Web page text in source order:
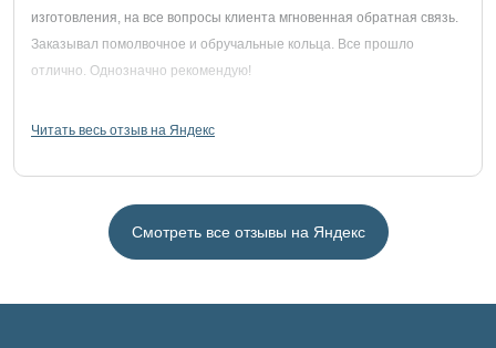
изготовления, на все вопросы клиента мгновенная обратная связь.
Заказывал помолвочное и обручальные кольца. Все прошло
отлично. Однозначно рекомендую!
Читать весь отзыв на Яндекс
Смотреть все отзывы на Яндекс